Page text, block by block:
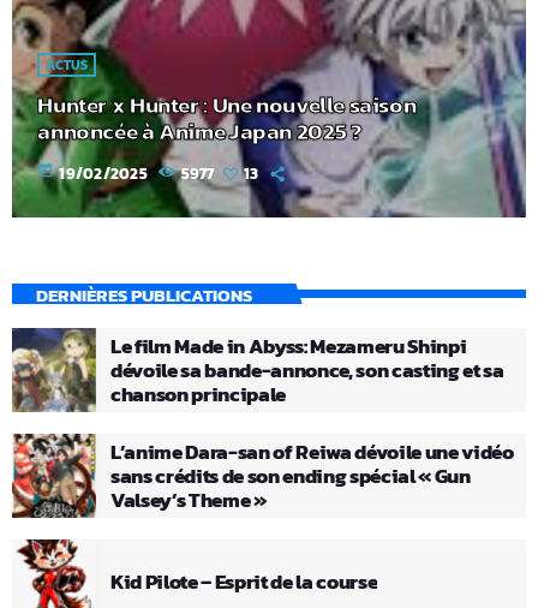
ACTUS
Hunter x Hunter : Une nouvelle saison
annoncée à Anime Japan 2025 ?
today 19/02/2025 5977 13
DERNIÈRES PUBLICATIONS
Le film Made in Abyss: Mezameru Shinpi
dévoile sa bande-annonce, son casting et sa
chanson principale
L’anime Dara-san of Reiwa dévoile une vidéo
sans crédits de son ending spécial « Gun
Valsey’s Theme »
Kid Pilote – Esprit de la course